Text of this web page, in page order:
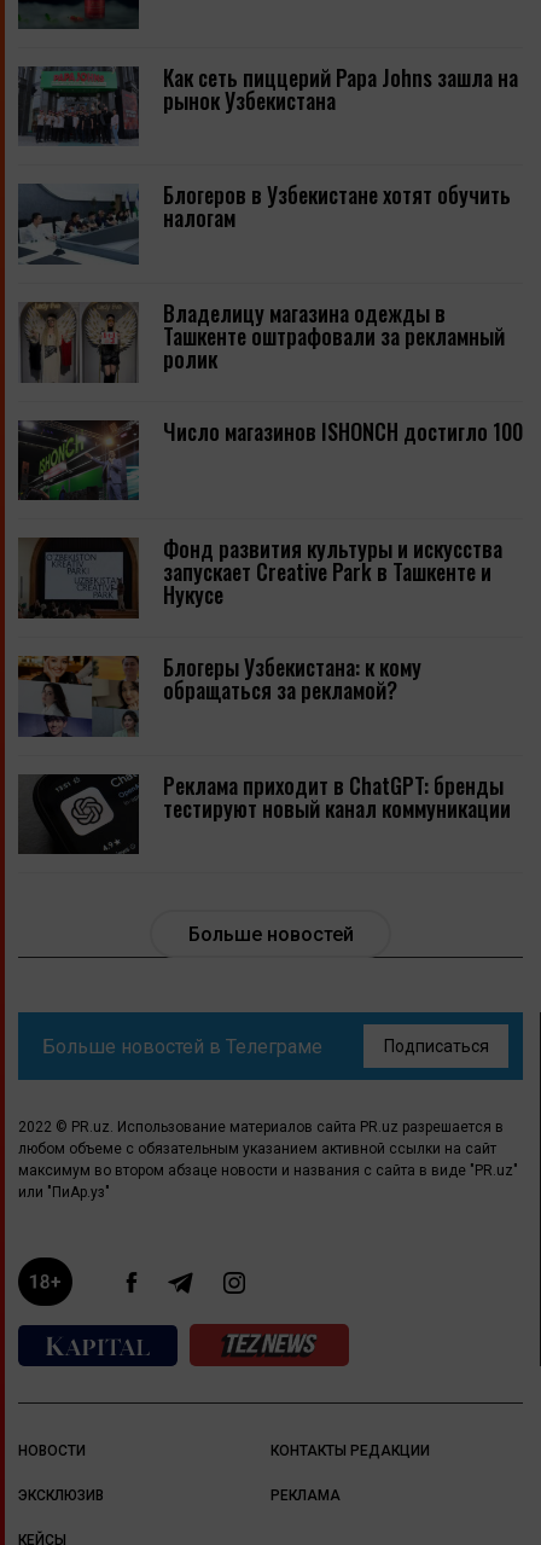
Как сеть пиццерий Papa Johns зашла на
рынок Узбекистана
Блогеров в Узбекистане хотят обучить
налогам
Владелицу магазина одежды в
Ташкенте оштрафовали за рекламный
ролик
Число магазинов ISHONCH достигло 100
Фонд развития культуры и искусства
запускает Creative Park в Ташкенте и
Нукусе
Блогеры Узбекистана: к кому
обращаться за рекламой?
Реклама приходит в ChatGPT: бренды
тестируют новый канал коммуникации
Больше новостей
Больше новостей в Телеграме Подписаться
2022 © PR.uz. Использование материалов сайта PR.uz разрешается в
любом объеме с обязательным указанием активной ссылки на сайт
максимум во втором абзаце новости и названия с сайта в виде "PR.uz"
или "ПиАр.уз"
НОВОСТИ
ЭКСКЛЮЗИВ
КЕЙСЫ
КОНТАКТЫ РЕДАКЦИИ
РЕКЛАМА